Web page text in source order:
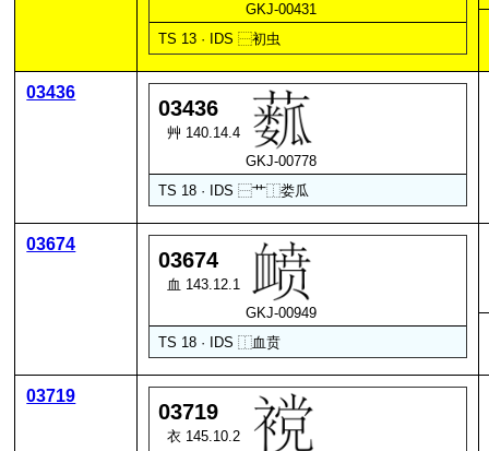
GKJ-00431
TS 13 · IDS⿱初虫
03436
03436
艸 140.14.4
GKJ-00778
TS 18 · IDS⿱艹⿰娄瓜
03674
03674
血 143.12.1
GKJ-00949
TS 18 · IDS⿰血贲
03719
03719
衣 145.10.2